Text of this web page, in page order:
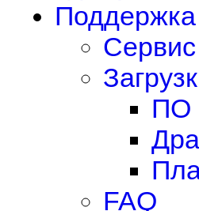
Поддержка
Сервис
ПО
FAQ